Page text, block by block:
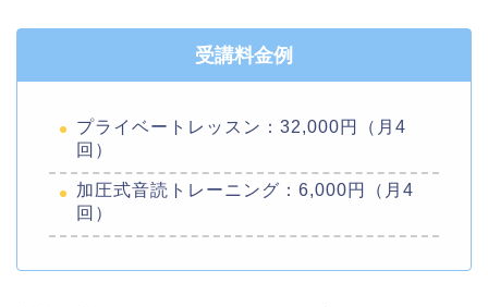
受講料金例
プライベートレッスン：32,000円（月4
回）
加圧式音読トレーニング：6,000円（月4
回）